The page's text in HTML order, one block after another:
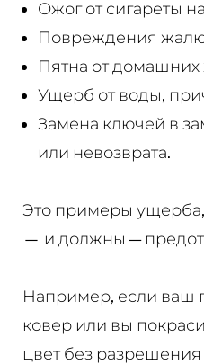
Ожог от сигареты
Повреждения
Пятна от
Ущерб от воды,
Замена ключей в
или невозврата.
Это примеры
— и должны —
Например, если ваш
ковер или вы
цвет без